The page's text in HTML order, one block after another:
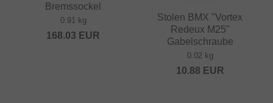
Bremssockel
0.91 kg
168.03 EUR
Stolen BMX "Vortex
Redeux M25"
Gabelschraube
0.02 kg
10.88 EUR